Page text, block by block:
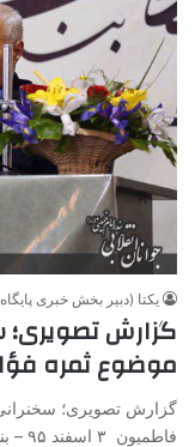
یکتا (دبیر بخش خبری
گزارش تصویری؛
موضوع ثمره
گزارش تصویری؛
فاطمیون ۳ اسفند ۹۵ – بندر امام خمینی(ره)، مسجد جامع